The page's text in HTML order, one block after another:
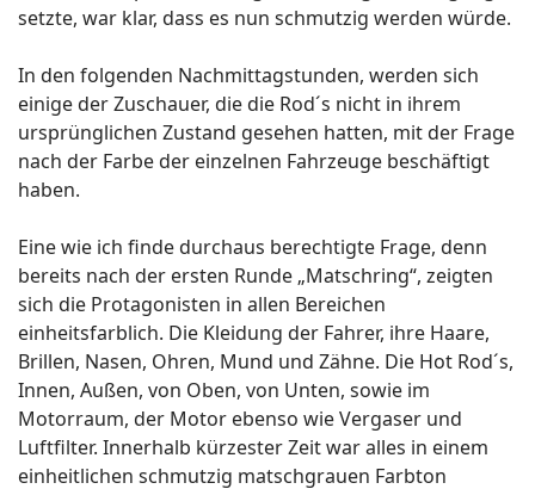
setzte, war klar, dass es nun schmutzig werden würde.
In den folgenden Nachmittagstunden, werden sich
einige der Zuschauer, die die Rod´s nicht in ihrem
ursprünglichen Zustand gesehen hatten, mit der Frage
nach der Farbe der einzelnen Fahrzeuge beschäftigt
haben.
Eine wie ich finde durchaus berechtigte Frage, denn
bereits nach der ersten Runde „Matschring“, zeigten
sich die Protagonisten in allen Bereichen
einheitsfarblich. Die Kleidung der Fahrer, ihre Haare,
Brillen, Nasen, Ohren, Mund und Zähne. Die Hot Rod´s,
Innen, Außen, von Oben, von Unten, sowie im
Motorraum, der Motor ebenso wie Vergaser und
Luftfilter. Innerhalb kürzester Zeit war alles in einem
einheitlichen schmutzig matschgrauen Farbton